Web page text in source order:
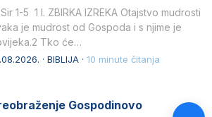
1-5 1 I. ZBIRKA IZREKA Otajstvo mudrosti
je mudrost od Gospoda i s njime je
Tko će…
· BIBLIJA · 10 minute čitanja
Gospodinovo